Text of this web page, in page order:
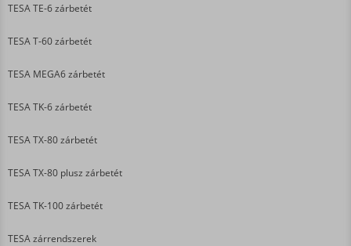
TESA TE-6 zárbetét
TESA T-60 zárbetét
TESA MEGA6 zárbetét
TESA TK-6 zárbetét
TESA TX-80 zárbetét
TESA TX-80 plusz zárbetét
TESA TK-100 zárbetét
TESA zárrendszerek